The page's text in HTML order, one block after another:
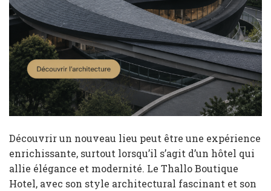
Découvrir un nouveau lieu peut être une expérience
enrichissante, surtout lorsqu’il s’agit d’un hôtel qui
allie élégance et modernité. Le Thallo Boutique
Hotel, avec son style architectural fascinant et son